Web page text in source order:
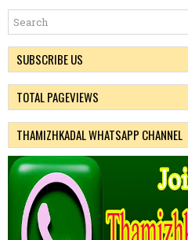
SUBSCRIBE US
TOTAL PAGEVIEWS
THAMIZHKADAL WHATSAPP CHANNEL